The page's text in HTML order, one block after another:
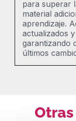
para superar
material
aprendizaje.
actualizados
garantizando
últimos